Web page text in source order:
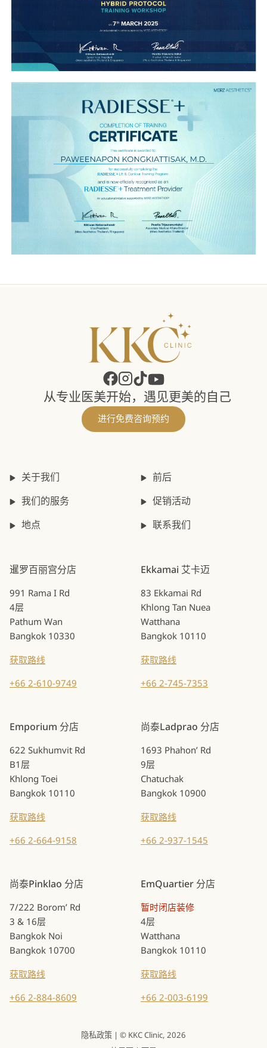
从专业医美开始，遇见更美的自己
进行免费咨询预约
关于我们
我们的服务
地点
前后
促销活动
联系我们
暹罗百丽宫分店
991 Rama I Rd
4层
Pathum Wan
Bangkok 10330
获取路线
+66 2-610-9749
Ekkamai 艾卡迈
83 Ekkamai Rd
Khlong Tan Nuea
Watthana
Bangkok 10110
获取路线
+66 2-745-7353
Emporium 分店
622 Sukhumvit Rd
B1层
Khlong Toei
Bangkok 10110
获取路线
+66 2-664-9158
尚泰Ladprao 分店
1693 Phahon’ Rd
9层
Chatuchak
Bangkok 10900
获取路线
+66 2-937-1545
尚泰Pinklao 分店
7/222 Borom’ Rd
3 & 16层
Bangkok Noi
Bangkok 10700
获取路线
+66 2-884-8609
EmQuartier 分店
暂时闭店装修
4层
Watthana
Bangkok 10110
获取路线
+66 2-003-6199
隐私政策 | © KKC Clinic, 2026